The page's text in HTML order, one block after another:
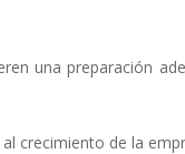
una preparación
crecimiento de la